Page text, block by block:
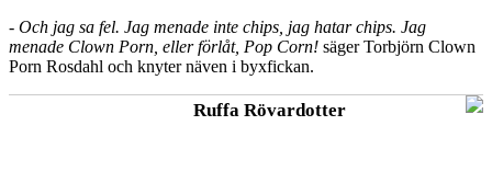
- Och jag sa fel. Jag menade inte chips, jag hatar chips. Jag
menade Clown Porn, eller förlåt, Pop Corn! säger Torbjörn Clown
Porn Rosdahl och knyter näven i byxfickan.
Ruffa Rövardotter